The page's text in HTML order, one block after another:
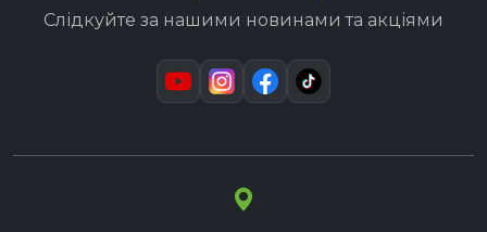
Слідкуйте за нашими новинами та акціями